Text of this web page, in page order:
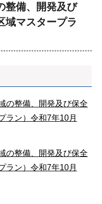
整備、開発及び
域マスタープラ
の整備、開発及び保全
ラン）令和7年10月
の整備、開発及び保全
ラン）令和7年10月